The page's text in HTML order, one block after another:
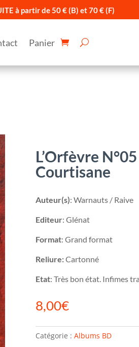
à partir de 50 € (B) et 70 € (F)
Panier
L’Orfèvre
Courtisane
Auteur(s): Warnauts / Raive
Editeur: Glénat
Format: Grand format
Reliure:Cartonné
Etat: Très bon état. Infimes
8,00€
Catégorie : Albums BD